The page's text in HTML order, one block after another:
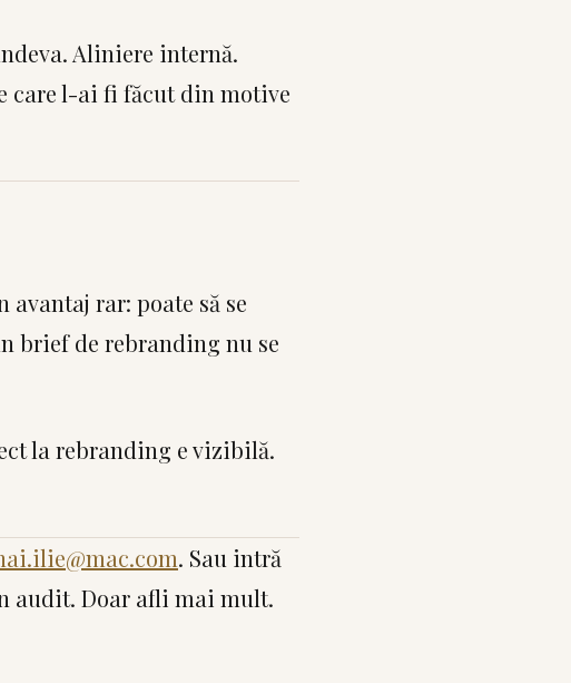
Aliniere internă.
care l-ai fi făcut din motive
rar: poate să se
brief de rebranding nu se
la rebranding e vizibilă.
. Sau intră
audit. Doar afli mai mult.